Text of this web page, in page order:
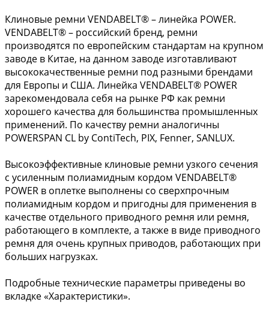
Клиновые ремни VENDABELT® – линейка POWER.
VENDABELT® – российский бренд, ремни
производятся по европейским стандартам на крупном
заводе в Китае, на данном заводе изготавливают
высококачественные ремни под разными брендами
для Европы и США. Линейка VENDABELT® POWER
зарекомендовала себя на рынке РФ как ремни
хорошего качества для большинства промышленных
применений. По качеству ремни аналогичны
POWERSPAN CL by ContiTech, PIX, Fenner, SANLUX.
Высокоэффективные клиновые ремни узкого сечения
с усиленным полиамидным кордом VENDABELT®
POWER в оплетке выполнены со сверхпрочным
полиамидным кордом и пригодны для применения в
качестве отдельного приводного ремня или ремня,
работающего в комплекте, а также в виде приводного
ремня для очень крупных приводов, работающих при
больших нагрузках.
Подробные технические параметры приведены во
вкладке «Характеристики».